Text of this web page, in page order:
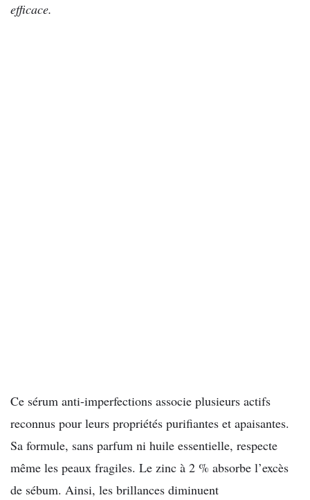
efficace.
Ce sérum anti-imperfections associe plusieurs actifs
reconnus pour leurs propriétés purifiantes et apaisantes.
Sa formule, sans parfum ni huile essentielle, respecte
même les peaux fragiles. Le zinc à 2 % absorbe l’excès
de sébum. Ainsi, les brillances diminuent